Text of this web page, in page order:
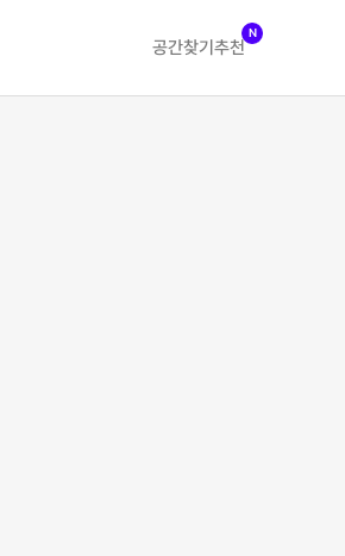
공간찾기 추천
N